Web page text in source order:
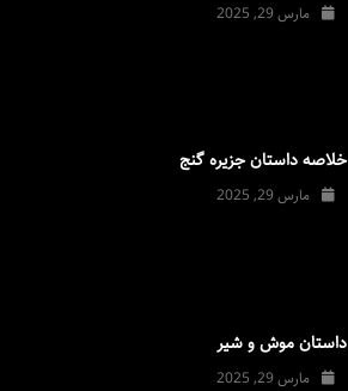
مارس 29, 2025
خلاصه داستان جزیره گنج
مارس 29, 2025
داستان موش و شیر
مارس 29, 2025